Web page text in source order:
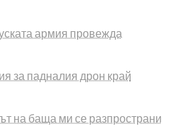
армия провежда
за падналия дрон край
на баща ми се разпространи